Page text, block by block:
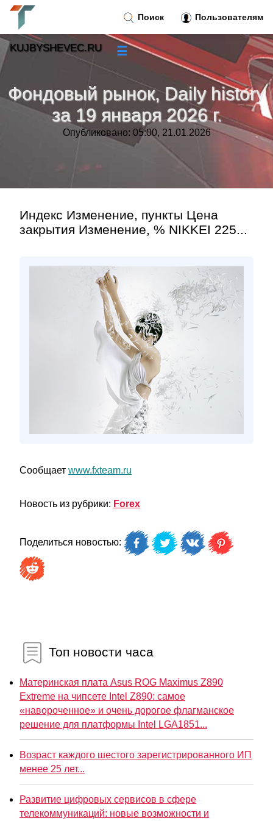
Фондовый рынок, Daily history
за 19 января 2026 г.
Опубликовано: 05:00, 21.01.2026
Индекс Изменение, пункты Цена
закрытия Изменение, % NIKKEI 225...
Сообщает www.fxteam.ru
Новость из рубрики: Forex
Поделиться новостью:
Топ новости часа
Материнская плата Asus ROG Maximus Z890
Extreme на чипсете Intel Z890: самое
«навороченное» и очень дорогое флагманское
решение для платформы Intel LGA1851...
Возраст каждого шестого зарегистрированного ИП
менее 25 лет...
Развитие цифровых сервисов в сфере
телекоммуникаций: новые возможности и
Поиск Пользователям
KUJBYSHEVEC.RU ☰
»
Тренды новостей »
»
Контакт»